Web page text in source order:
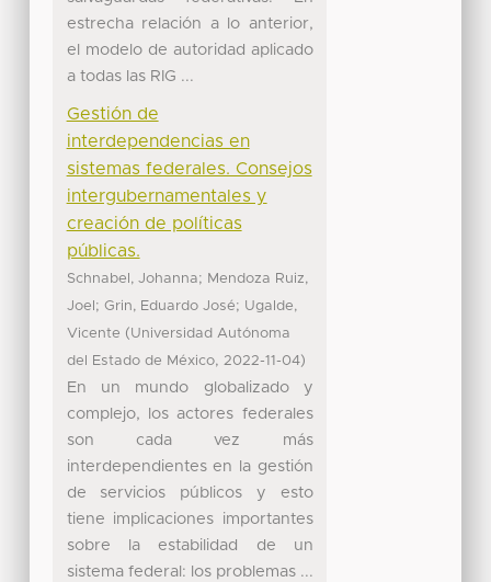
estrecha relación a lo anterior,
el modelo de autoridad aplicado
a todas las RIG ...
Gestión de
interdependencias en
sistemas federales. Consejos
intergubernamentales y
creación de políticas
públicas.
Schnabel, Johanna; Mendoza Ruiz,
Joel ; Grin, Eduardo José; Ugalde,
Vicente (Universidad Autónoma
del Estado de México, 2022-11-04)
En un mundo globalizado y
complejo, los actores federales
son cada vez más
interdependientes en la gestión
de servicios públicos y esto
tiene implicaciones importantes
sobre la estabilidad de un
sistema federal: los problemas ...